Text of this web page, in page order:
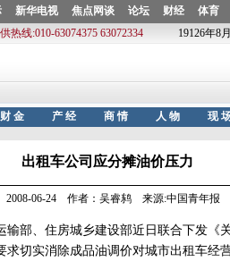
出租车公司应分摊油价压力
2008-06-24 作者：吴睿鸫 来源:中国青年报
部、住房城乡建设部近日联合下发《
求切实消除成品油调价对城市出租车经